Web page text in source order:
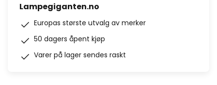
Lampegiganten.no
Europas største utvalg av merker
50 dagers åpent kjøp
Varer på lager sendes raskt